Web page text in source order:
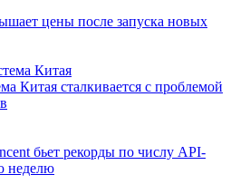
цены после запуска новых
Китая сталкивается с проблемой
бьет рекорды по числу API-
неделю